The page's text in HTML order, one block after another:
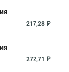
217,28 ₽
272,71 ₽